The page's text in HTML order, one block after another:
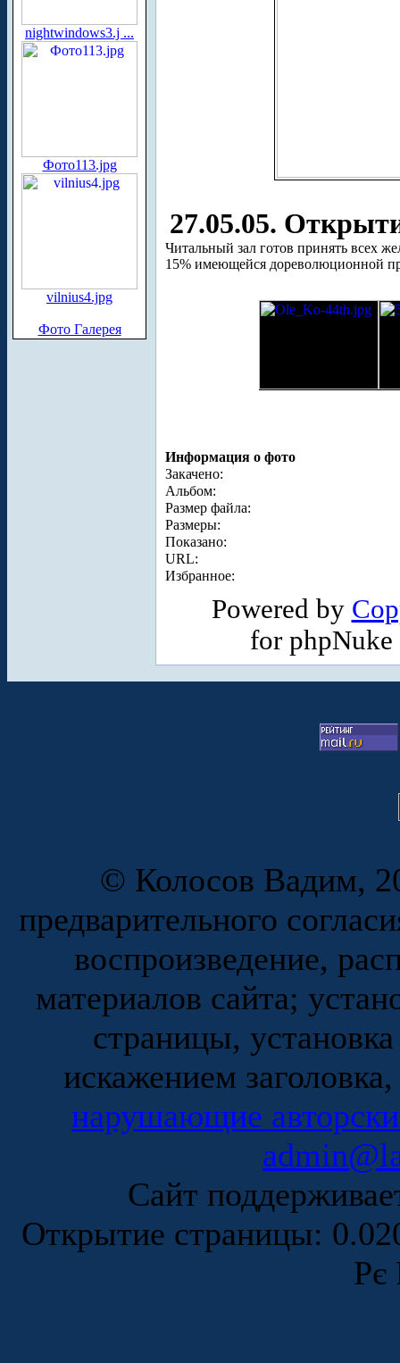
nightwindows3.j ...
Фото113.jpg
vilnius4.jpg
Фото Галерея
27.05.05.
Читальный зал готов принять всех
15% имеющейся дореволюционной
Информация о фото
Закачено:
Альбом:
Размер файла:
Размеры:
Показано:
URL:
Избранное:
Powered by
for
© Колосов Вадим,
предварительного
воспроизведение,
материалов сайта;
страницы,
искажением
нарушающие
Сайт
Открытие страницы:
Рє